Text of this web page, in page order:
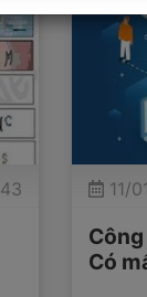
11/
Có